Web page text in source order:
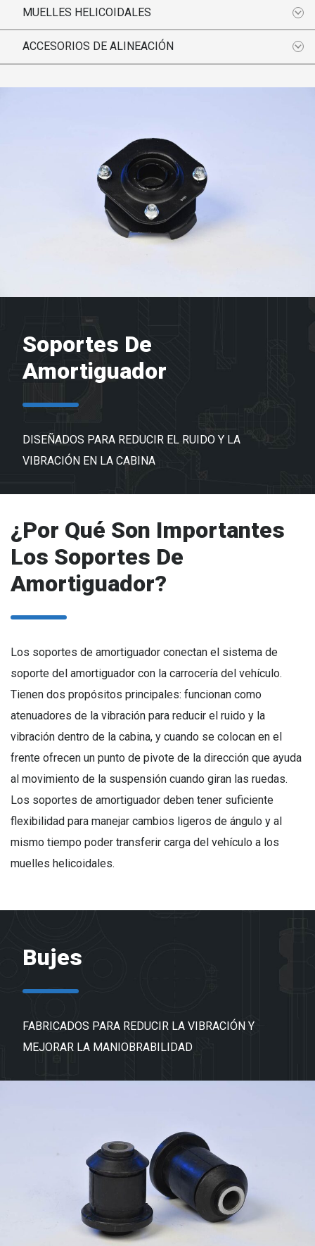
MUELLES HELICOIDALES
ACCESORIOS DE ALINEACIÓN
Soportes De
Amortiguador
DISEÑADOS PARA REDUCIR EL RUIDO Y LA
VIBRACIÓN EN LA CABINA
¿Por Qué Son Importantes
Los Soportes De
Amortiguador?
Los soportes de amortiguador conectan el sistema de
soporte del amortiguador con la carrocería del vehículo.
Tienen dos propósitos principales: funcionan como
atenuadores de la vibración para reducir el ruido y la
vibración dentro de la cabina, y cuando se colocan en el
frente ofrecen un punto de pivote de la dirección que ayuda
al movimiento de la suspensión cuando giran las ruedas.
Los soportes de amortiguador deben tener suficiente
flexibilidad para manejar cambios ligeros de ángulo y al
mismo tiempo poder transferir carga del vehículo a los
muelles helicoidales.
Bujes
FABRICADOS PARA REDUCIR LA VIBRACIÓN Y
MEJORAR LA MANIOBRABILIDAD